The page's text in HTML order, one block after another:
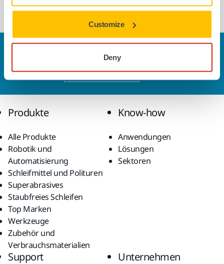
Customize
Deny
Nasseinsatz.
Sie wollen mehr über Mirka und die Produkte
Produkte
Alle Produkte
Robotik und
Automatisierung
Schleifmittel und Polituren
Superabrasives
Staubfreies Schleifen
Top Marken
Werkzeuge
Zubehör und
Verbrauchsmaterialien
Know-how
Anwendungen
Lösungen
Sektoren
Support Unternehmen